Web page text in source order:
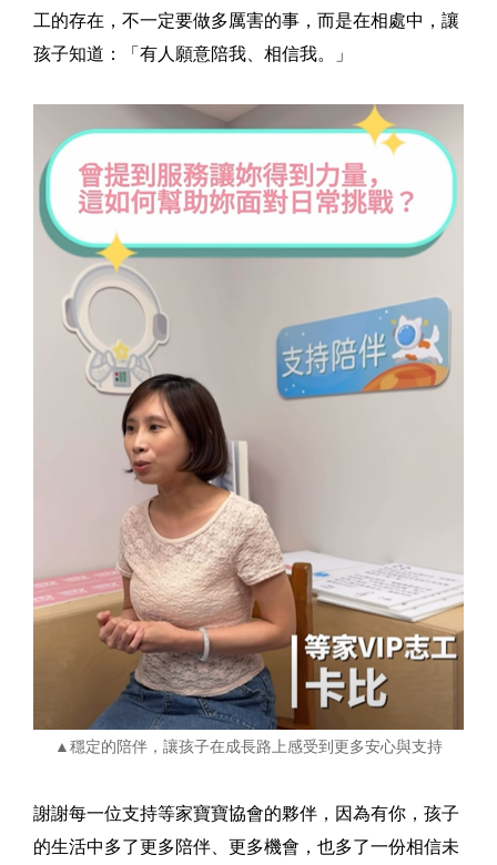
工的存在，不一定要做多厲害的事，而是在相處中，讓
孩子知道：「有人願意陪我、相信我。」
▲穩定的陪伴，讓孩子在成長路上感受到更多安心與支持
謝謝每一位支持等家寶寶協會的夥伴，因為有你，孩子
的生活中多了更多陪伴、更多機會，也多了一份相信未